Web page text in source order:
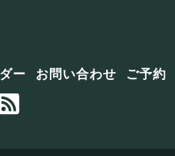
ー お問い合わせ ご予約